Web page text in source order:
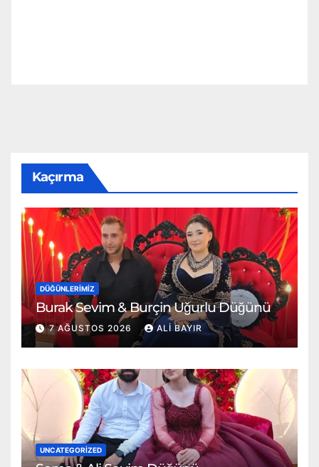
Kaçırma
DÜĞÜNLERIMIZ
Burak Sevim & Burçin Uğurlu Düğünü
7 AĞUSTOS 2026 ALI BAYIR
UNCATEGORIZED